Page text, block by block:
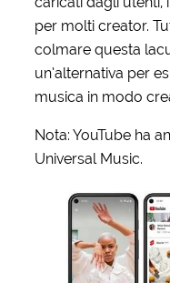
per molti creator.
colmare questa
un’alternativa per
musica in modo
Nota: YouTube ha
Universal Music.